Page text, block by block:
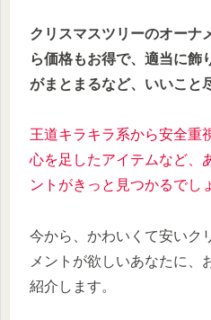
クリスマスツリーのオーナ
ら価格もお得で、適当に飾
がまとまるなど、いいこと
王道キラキラ系から安全重
心を足したアイテムなど、
ントがきっと見つかるでし
今から、かわいくて安いク
メントが欲しいあなたに、
紹介します。